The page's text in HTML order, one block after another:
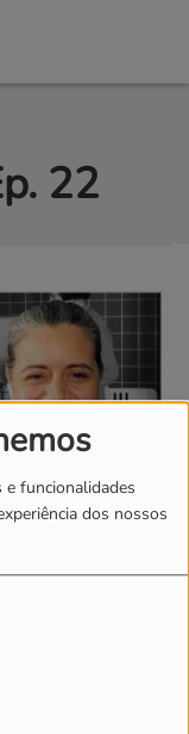
e funcionalidades
dos nossos
22